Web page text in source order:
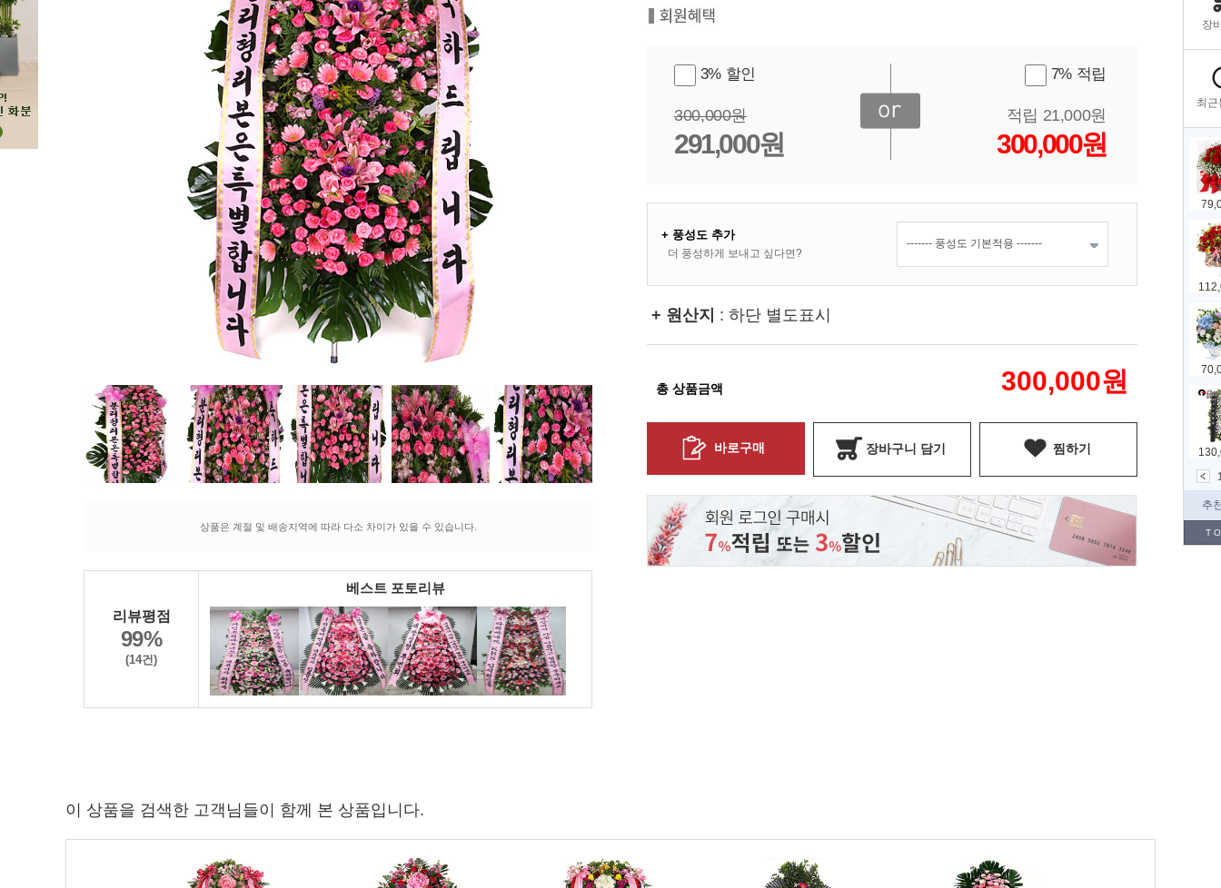
상품은 계절 및 배송지역에 따라 다소 차이가 있을 수 있습니다.
리뷰평점
99%
(14건)
베스트 포토리뷰
3% 할인
300,000원
291,000원
7% 적립
적립 21,000원
300,000원
+ 풍성도 추가
더 풍성하게 보내고 싶다면?
+ 원산지 : 하단 별도표시
총 상품금액 300,000원
바로구매 장바구니 담기 찜하기
이 상품을 검색한 고객님들이 함께 본 상품입니다.